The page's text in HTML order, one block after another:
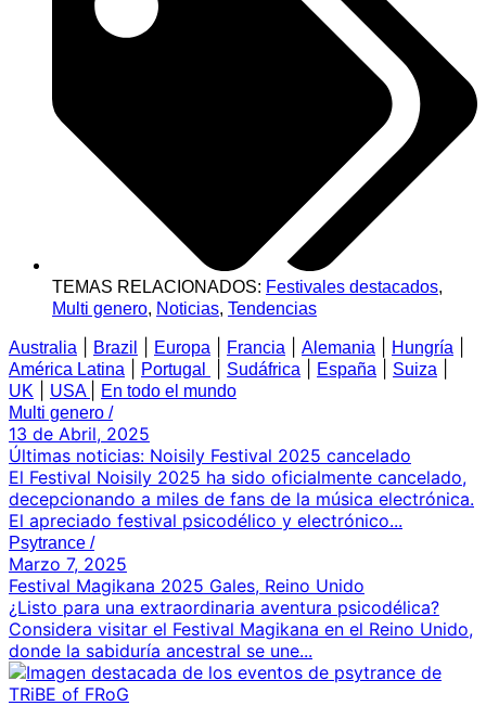
TEMAS RELACIONADOS: Festivales destacados,
Multi genero, Noticias, Tendencias
Australia Brazil Europa Francia Alemania Hungría
América Latina Portugal Sudáfrica España Suiza
UK USA
En todo el mundo
Multi genero /
13 de Abril, 2025
Últimas noticias: Noisily Festival 2025 cancelado
El Festival Noisily 2025 ha sido oficialmente cancelado,
decepcionando a miles de fans de la música electrónica.
El apreciado festival psicodélico y electrónico...
Psytrance /
Marzo 7, 2025
Festival Magikana 2025 Gales, Reino Unido
¿Listo para una extraordinaria aventura psicodélica?
Considera visitar el Festival Magikana en el Reino Unido,
donde la sabiduría ancestral se une...